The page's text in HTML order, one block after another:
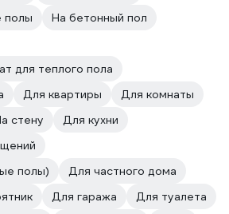
полы
На бетонный пол
для теплого пола
Для квартиры
Для комнаты
стену
Для кухни
полы)
Для частного дома
Для гаража
Для туалета